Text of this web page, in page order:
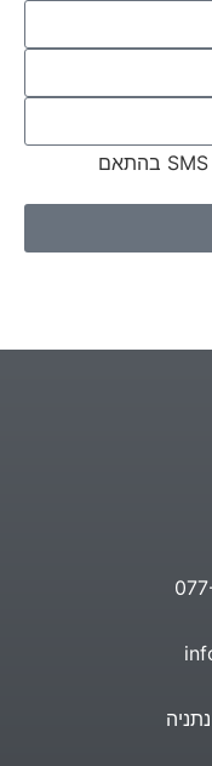
אני מאשר/ת קבלת דיוור במייל ו/או SMS בהתאם